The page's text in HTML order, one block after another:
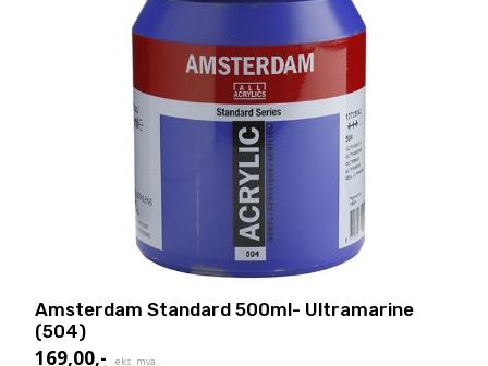
Amsterdam Standard 500ml- Ultramarine
(504)
169,00,- eks. mva.